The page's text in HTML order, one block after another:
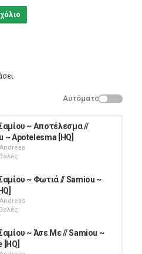
Αυτόματο
~ Αποτέλεσμα //
~ Apotelesma [HQ]
~ Φωτιά // Samiou ~
~ Άσε Με // Samiou ~
[HQ]